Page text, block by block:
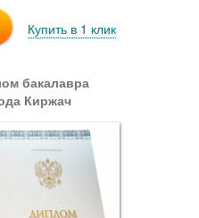
Купить в 1 клик
бакалавра
Киржач